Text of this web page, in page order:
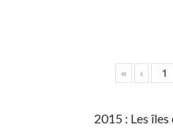
« ‹
2015 : Les